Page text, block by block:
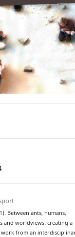
Between ants, humans,
and worldviews: creating a
from an